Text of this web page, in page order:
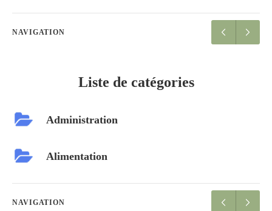
NAVIGATION
Liste de catégories
Administration
Alimentation
NAVIGATION